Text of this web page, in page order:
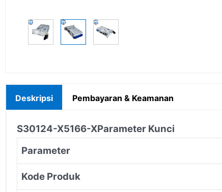
Deskripsi Pembayaran & Keamanan
S30124-X5166-XParameter Kunci
Parameter
Kode Produk